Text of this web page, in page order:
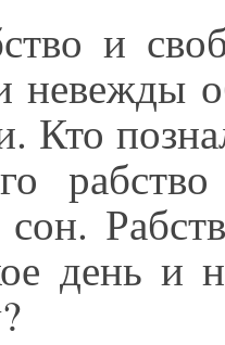
и
невежды
Кто
день и